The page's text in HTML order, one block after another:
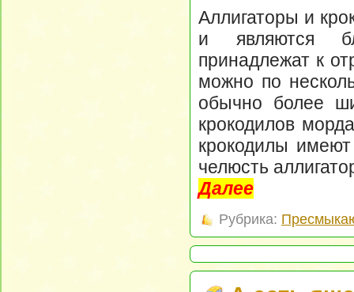
Аллигаторы и
и являются
принадлежат к
можно по
обычно более
крокодилов
крокодилы
челюсть
Далее
Рубрика: